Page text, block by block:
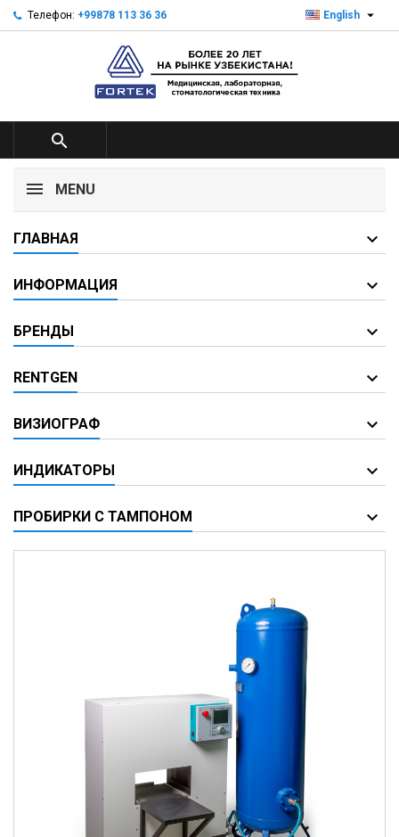
Телефон: +99878 113 36 36 English 

MENU
ГЛАВНАЯ
ИНФОРМАЦИЯ
БРЕНДЫ
RENTGEN
ВИЗИОГРАФ
ИНДИКАТОРЫ
ПРОБИРКИ С ТАМПОНОМ